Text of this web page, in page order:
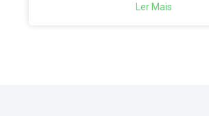
Ler Mais